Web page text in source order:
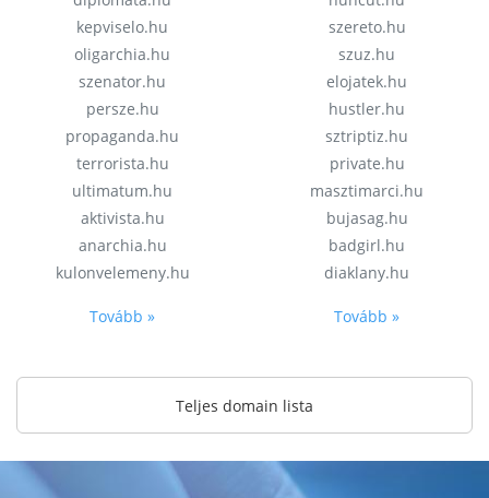
kepviselo.hu
oligarchia.hu
szenator.hu
persze.hu
propaganda.hu
terrorista.hu
ultimatum.hu
aktivista.hu
anarchia.hu
kulonvelemeny.hu
Tovább »
szereto.hu
szuz.hu
elojatek.hu
hustler.hu
sztriptiz.hu
private.hu
masztimarci.hu
bujasag.hu
badgirl.hu
diaklany.hu
Tovább »
Teljes domain lista